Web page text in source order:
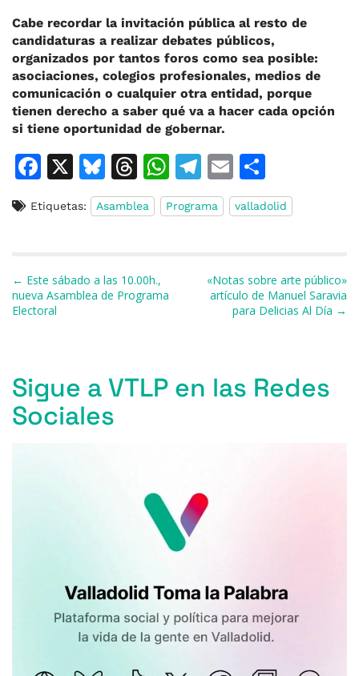
Cabe recordar la invitación pública al resto de
candidaturas a realizar debates públicos,
organizados por tantos foros como sea posible:
asociaciones, colegios profesionales, medios de
comunicación o cualquier otra entidad, porque
tienen derecho a saber qué va a hacer cada opción
si tiene oportunidad de gobernar.
F
c
o
o
X
Bl
u
e
y
T
h
re
d
s
W
h
at
T
el
e
a
m
E
m
ai
o
m
ti
r
Etiquetas: Asamblea Programa valladolid
Navegación de entradas
← Este sábado a las 10.00h.,
nueva Asamblea de Programa
Electoral
«Notas sobre arte público»
artículo de Manuel Saravia
para Delicias Al Día →
Sigue a VTLP en las Redes
Sociales